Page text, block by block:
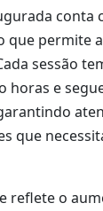
conta
que permite
sessão
horas e
que
reflete o